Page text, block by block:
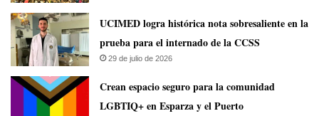
UCIMED logra histórica nota sobresaliente en la
prueba para el internado de la CCSS
29 de julio de 2026
Crean espacio seguro para la comunidad
LGBTIQ+ en Esparza y el Puerto